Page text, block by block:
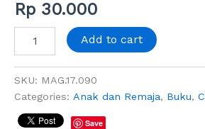
Rp 30.000
Add to cart
SKU: MAG.17.090
Categories: Anak dan Remaja, Buku,
Save